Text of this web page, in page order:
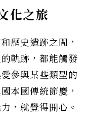
化之旅
歷史遺跡之間，
軌跡，都能觸發
參與某些類型的
本國傳統節慶，
，就覺得開心。